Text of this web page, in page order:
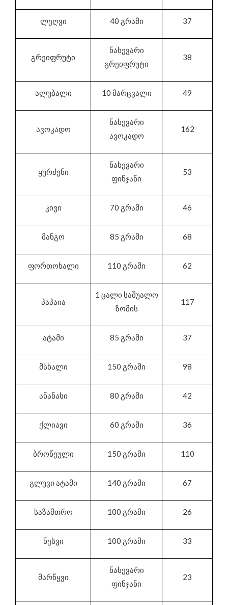
ლეღვი 40 გრამი 37
გრეიფრუტი
ნახევარი
გრეიფრუტი
38
ალუბალი 10 მარცვალი 49
ავოკადო
ნახევარი
ავოკადო
162
ყურძენი
ნახევარი
ფინჯანი
53
კივი 70 გრამი 46
მანგო 85 გრამი 68
ფორთოხალი 110 გრამი 62
პაპაია
1 ცალი საშუალო
ზომის
117
ატამი 85 გრამი 37
მსხალი 150 გრამი 98
ანანასი 80 გრამი 42
ქლიავი 60 გრამი 36
ბროწეული 150 გრამი 110
გლუვი ატამი 140 გრამი 67
საზამთრო 100 გრამი 26
ნესვი 100 გრამი 33
მარწყვი
ნახევარი
ფინჯანი
23